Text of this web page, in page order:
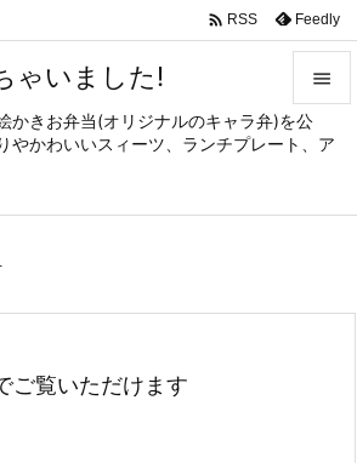
ゃいました!
かきお弁当(オリジナルのキャラ弁)を公
やかわいいスィーツ、ランチプレート、ア


メニュ
サイド

 RSS Feedly
覧いただけます